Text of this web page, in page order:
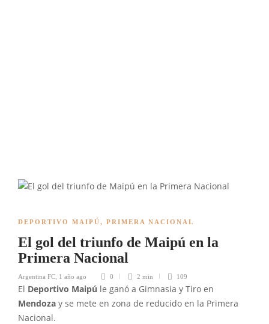
DEPORTIVO MAIPÚ, PRIMERA NACIONAL
El gol del triunfo de Maipú en la
Primera Nacional
Argentina FC 1 año ago 0 2 min 109
El Deportivo Maipú le ganó a Gimnasia y Tiro en
Mendoza y se mete en zona de reducido en la Primera
Nacional.